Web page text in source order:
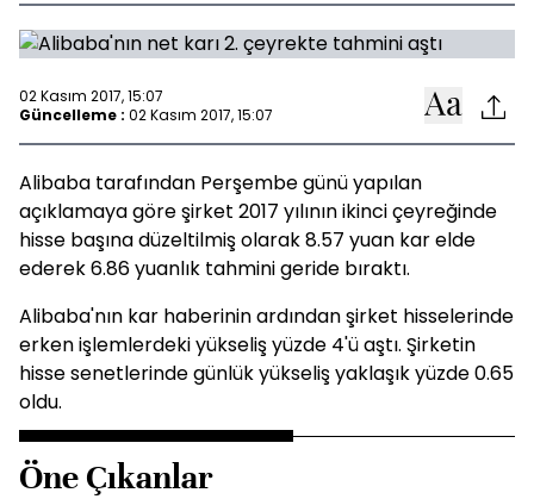
02 Kasım 2017, 15:07
Güncelleme : 02 Kasım 2017, 15:07
Alibaba tarafından Perşembe günü yapılan
açıklamaya göre şirket 2017 yılının ikinci çeyreğinde
hisse başına düzeltilmiş olarak 8.57 yuan kar elde
ederek 6.86 yuanlık tahmini geride bıraktı.
Alibaba'nın kar haberinin ardından şirket hisselerinde
erken işlemlerdeki yükseliş yüzde 4'ü aştı. Şirketin
hisse senetlerinde günlük yükseliş yaklaşık yüzde 0.65
oldu.
Öne Çıkanlar